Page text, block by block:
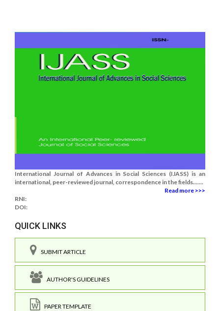
International Journal of Advances in Social Sciences (IJASS) is an
international, peer-reviewed journal, correspondence in the fields.......
Read more >>>
RNI:
DOI:
QUICK LINKS
SUBMIT ARTICLE
AUTHOR'S GUIDELINES
PAPER TEMPLATE